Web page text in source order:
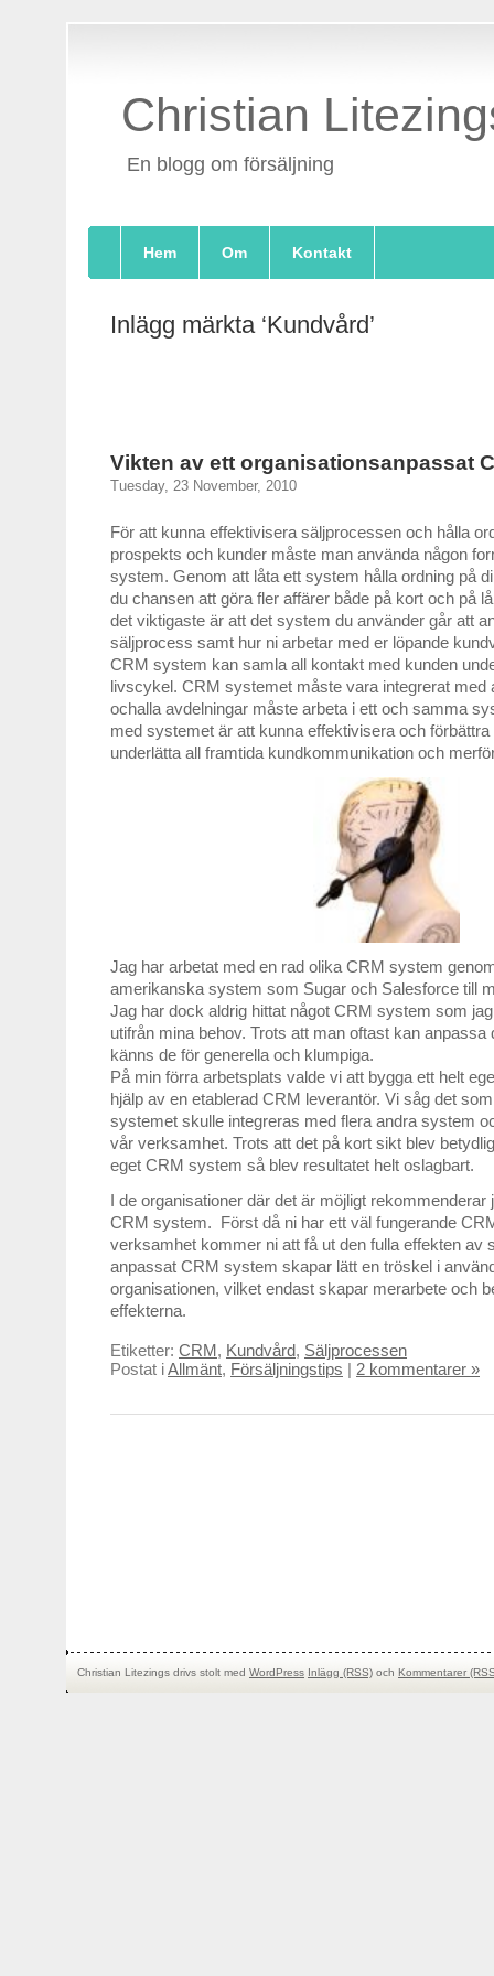
Christian
En blogg om försäljning
Hem Om Kontakt
Inlägg märkta ‘Kundvård’
Vikten av ett organisationsanpassat
Tuesday, 23 November, 2010
För att kunna effektivisera säljprocessen och hålla
prospekts och kunder måste man använda någon
system. Genom att låta ett system hålla ordning på
du chansen att göra fler affärer både på kort och på
det viktigaste är att det system du använder går att
säljprocess samt hur ni arbetar med er löpande
CRM system kan samla all kontakt med kunden
livscykel. CRM systemet måste vara integrerat med
ochalla avdelningar måste arbeta i ett och samma
med systemet är att kunna effektivisera och
underlätta all framtida kundkommunikation och
Jag har arbetat med en rad olika CRM system
amerikanska system som Sugar och Salesforce till
Jag har dock aldrig hittat något CRM system som
utifrån mina behov. Trots att man oftast kan
känns de för generella och klumpiga.
På min förra arbetsplats valde vi att bygga ett helt
hjälp av en etablerad CRM leverantör. Vi såg det
systemet skulle integreras med flera andra system
vår verksamhet. Trots att det på kort sikt blev
eget CRM system så blev resultatet helt oslagbart.
I de organisationer där det är möjligt rekommenderar
CRM system. Först då ni har ett väl fungerande
verksamhet kommer ni att få ut den fulla effekten av
anpassat CRM system skapar lätt en tröskel i
organisationen, vilket endast skapar merarbete och
effekterna.
Etiketter: CRM, Kundvård, Säljprocessen
Postat iAllmänt, Försäljningstips | 2 kommentarer »
Christian Litezings drivs stolt med WordPress Inlägg (RSS) och Kommentarer